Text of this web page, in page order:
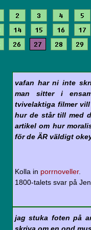
2 3 4 5
14 15 16 17
26 27 28 29
vafan har ni inte
man sitter i
tvivelaktiga filmer
hur de står till med
artikel om hur
för de ÄR väldigt
Kolla in porrnoveller.
1800-talets svar på
jag stuka foten på